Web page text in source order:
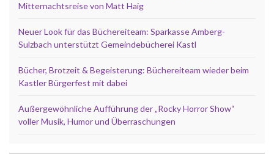
Mitternachtsreise von Matt Haig
Neuer Look für das Büchereiteam: Sparkasse Amberg-
Sulzbach unterstützt Gemeindebücherei Kastl
Bücher, Brotzeit & Begeisterung: Büchereiteam wieder beim
Kastler Bürgerfest mit dabei
Außergewöhnliche Aufführung der „Rocky Horror Show“
voller Musik, Humor und Überraschungen